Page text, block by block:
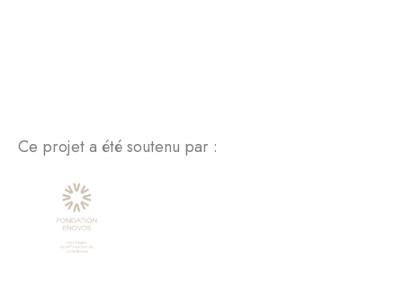
Ce projet a été soutenu par :